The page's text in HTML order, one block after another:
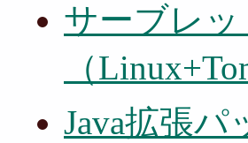
サーブレ
（
Java拡張パ